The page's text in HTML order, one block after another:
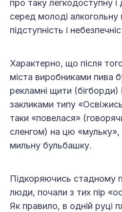
про таку легкодоступну
серед молоді алкогольну
підступність і
Характерно, що після
міста виробниками пива
рекламні щити (бігборди)
закликами типу
таки «повелася»
сленгом) на цю «мульку»,
мильну бульбашку.
Підкоряючись стадному
люди, почали з тих пір
Як правило, в одній руці